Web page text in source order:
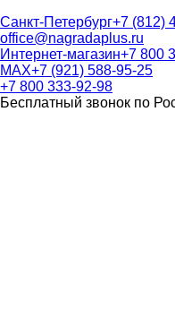
Санкт-Петербург+7 (812)
office@nagradaplus.ru
Интернет-магазин+7 800
MAX+7 (921) 588-95-25
+7 800 333-92-98
Бесплатный звонок по